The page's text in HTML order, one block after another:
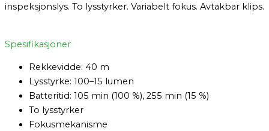
inspeksjonslys. To lysstyrker. Variabelt fokus. Avtakbar klips.
Spesifikasjoner
Rekkevidde: 40 m
Lysstyrke: 100–15 lumen
Batteritid: 105 min (100 %), 255 min (15 %)
To lysstyrker
Fokusmekanisme